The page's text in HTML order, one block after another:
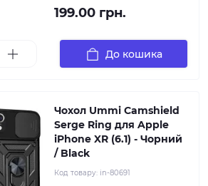
199.00 грн.
До кошика
Чохол Ummi Camshield
Serge Ring для Apple
iPhone XR (6.1) - Чорний
/ Black
Код товару: in-80691